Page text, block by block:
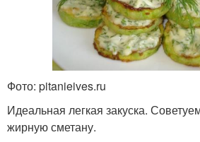
Фото: pitanieives.ru
Идеальная легкая закуска.
жирную сметану.